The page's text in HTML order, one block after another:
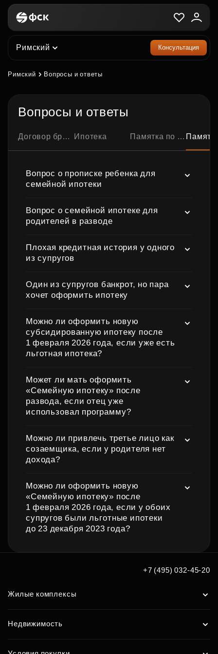
Римский Консультация
Римский Вопросы и ответы
Вопросы и ответы
Договор бронирования квартиры Ипотека Памятка по ипотечной сделке Памятка по
Вопрос о прописке ребенка для
семейной ипотеки
Вопрос о семейной ипотеке для
родителей в разводе
Плохая кредитная история у одного
из супругов
Один из супругов банкрот, но пара
хочет оформить ипотеку
Можно ли оформить новую
субсидированную ипотеку после
1 февраля 2026 года, если уже есть
льготная ипотека?
Может ли мать оформить
«Семейную ипотеку» после
развода, если отец уже
использовал программу?
Можно ли привлечь третье лицо как
созаемщика, если у родителя нет
дохода?
Можно ли оформить новую
«Семейную ипотеку» после
1 февраля 2026 года, если у обоих
супругов были льготные ипотеки
до 23 декабря 2023 года?
+7 (495) 032-45-20
Жилые комплексы
Недвижимость